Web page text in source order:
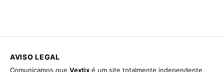
AVISO LEGAL
Comunicamos que Vextix é um site totalmente independente,